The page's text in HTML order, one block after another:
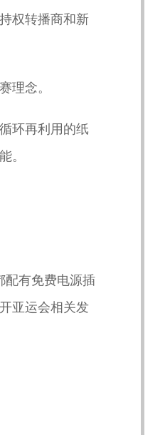
权转播商和新
理念。
环再利用的纸
。
配有免费电源插
亚运会相关发